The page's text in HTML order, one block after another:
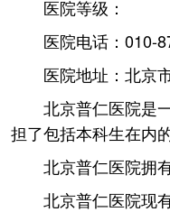
医院等级：
医院电话：010-
医院地址：北京
北京普仁医院是
担了包括本科生在内
北京普仁医院拥
北京普仁医院现